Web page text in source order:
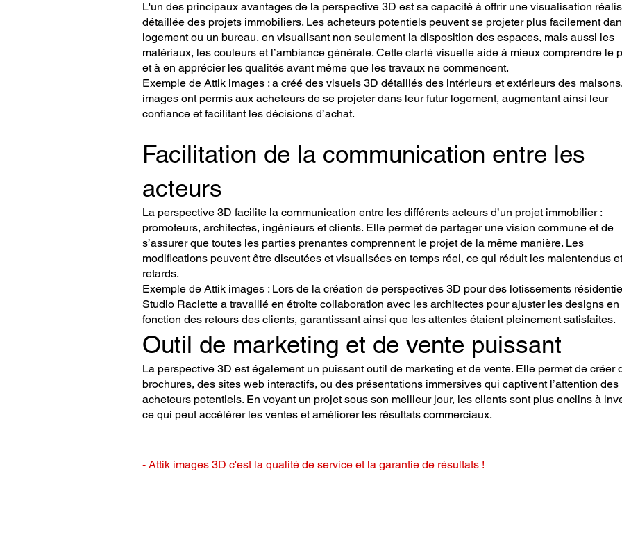
L'un des principaux avantages de la perspective 3D est sa capacité à offrir une visualisation
détaillée des projets immobiliers. Les acheteurs potentiels peuvent se projeter plus facilement
logement ou un bureau, en visualisant non seulement la disposition des espaces, mais aussi les
matériaux, les couleurs et l’ambiance générale. Cette clarté visuelle aide à mieux comprendre le
et à en apprécier les qualités avant même que les travaux ne commencent.
Exemple de Attik images : a créé des visuels 3D détaillés des intérieurs et extérieurs des
images ont permis aux acheteurs de se projeter dans leur futur logement, augmentant ainsi leur
confiance et facilitant les décisions d’achat.
Facilitation de la communication entre les
acteurs
La perspective 3D facilite la communication entre les différents acteurs d’un projet immobilier :
promoteurs, architectes, ingénieurs et clients. Elle permet de partager une vision commune et de
s’assurer que toutes les parties prenantes comprennent le projet de la même manière. Les
modifications peuvent être discutées et visualisées en temps réel, ce qui réduit les malentendus
retards.
Exemple de Attik images : Lors de la création de perspectives 3D pour des lotissements
Studio Raclette a travaillé en étroite collaboration avec les architectes pour ajuster les designs en
fonction des retours des clients, garantissant ainsi que les attentes étaient pleinement satisfaites.
Outil de marketing et de vente puissant
La perspective 3D est également un puissant outil de marketing et de vente. Elle permet de créer
brochures, des sites web interactifs, ou des présentations immersives qui captivent l’attention des
acheteurs potentiels. En voyant un projet sous son meilleur jour, les clients sont plus enclins à
ce qui peut accélérer les ventes et améliorer les résultats commerciaux.
- Attik images 3D c'est la qualité de service et la garantie de résultats !